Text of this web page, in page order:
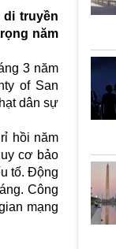
truyền
năm
3 năm
of San
dân sự
hồi năm
cơ bảo
tố. Động
Công
mạng